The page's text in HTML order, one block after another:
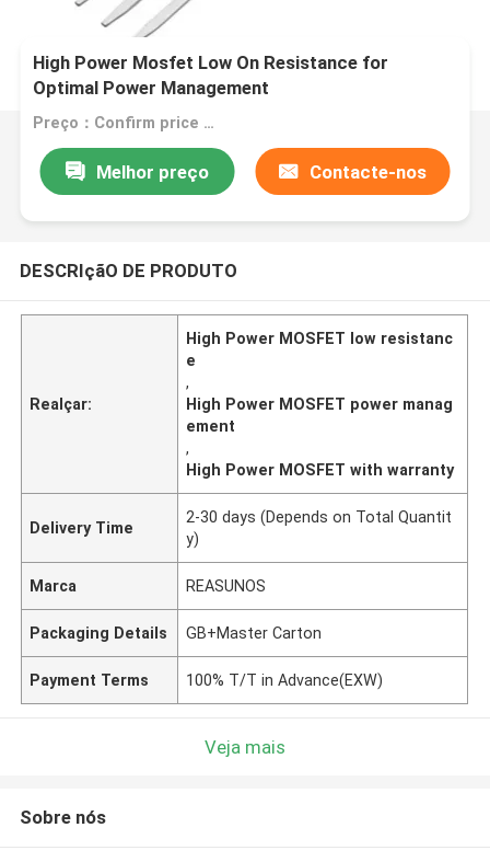
High Power Mosfet Low On Resistance for
Optimal Power Management
Preço：Confirm price based on product
Melhor preço Contacte-nos
DESCRIçãO DE PRODUTO
Realçar:
High Power MOSFET low resistanc
e
,
High Power MOSFET power manag
ement
,
High Power MOSFET with warranty
Delivery Time
2-30 days (Depends on Total Quantit
y)
Marca REASUNOS
Packaging Details GB+Master Carton
Payment Terms 100% T/T in Advance(EXW)
Veja mais
Sobre nós